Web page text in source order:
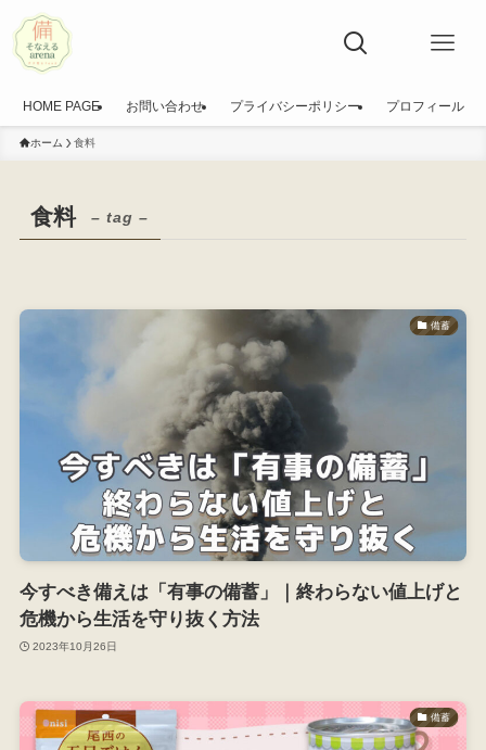
HOME PAGE お問い合わせ プライバシーポリシー プロフィール
ホーム 食料
食料 – tag –
備蓄
今すべき備えは「有事の備蓄」｜終わらない値上げと
危機から生活を守り抜く方法
2023年10月26日
備蓄